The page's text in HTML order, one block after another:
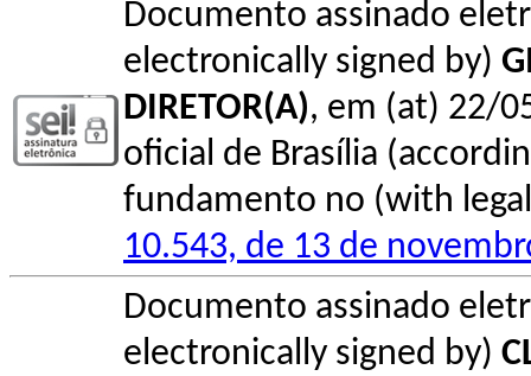
Documento assinado
electronically signed by)
DIRETOR(A), em (at) 22/
oficial de Brasília
fundamento no (with
10.543, de 13 de
Documento assinado
electronically signed by)